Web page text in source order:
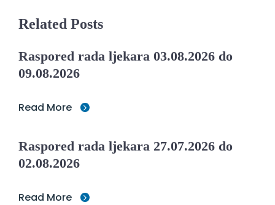
Related Posts
Raspored rada ljekara 03.08.2026 do
09.08.2026
Read More
Raspored rada ljekara 27.07.2026 do
02.08.2026
Read More